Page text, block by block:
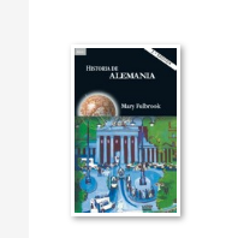
VER TODAS... (16)